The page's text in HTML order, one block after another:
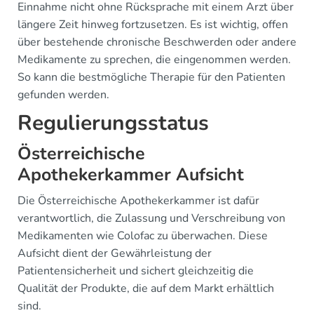
Einnahme nicht ohne Rücksprache mit einem Arzt über
längere Zeit hinweg fortzusetzen. Es ist wichtig, offen
über bestehende chronische Beschwerden oder andere
Medikamente zu sprechen, die eingenommen werden.
So kann die bestmögliche Therapie für den Patienten
gefunden werden.
Regulierungsstatus
Österreichische
Apothekerkammer Aufsicht
Die Österreichische Apothekerkammer ist dafür
verantwortlich, die Zulassung und Verschreibung von
Medikamenten wie Colofac zu überwachen. Diese
Aufsicht dient der Gewährleistung der
Patientensicherheit und sichert gleichzeitig die
Qualität der Produkte, die auf dem Markt erhältlich
sind.